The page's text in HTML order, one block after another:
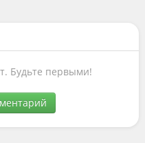
Будьте первыми!